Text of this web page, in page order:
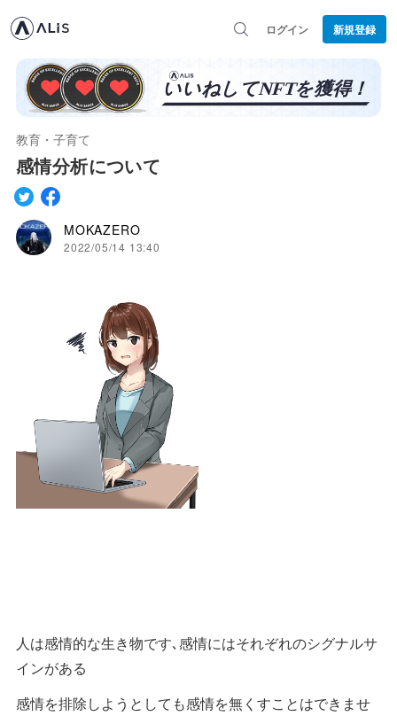
ログイン 新規登録
教育・子育て
感情分析について
MOKAZERO
2022/05/14 13:40
人は感情的な生き物です､感情にはそれぞれのシグナルサ
インがある
感情を排除しようとしても感情を無くすことはできませ